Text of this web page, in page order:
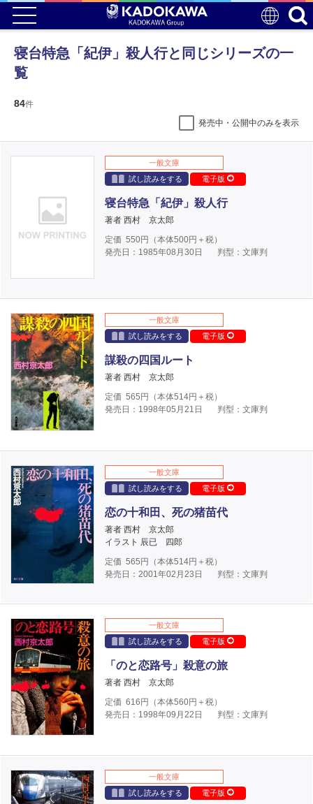
寝台特急「紀伊」殺人行と同じシリーズの一
覧
84件
発売中・公開中のみを表示
一般文庫
試し読みをする
電子版
寝台特急「紀伊」殺人行
著者 西村 京太郎
定価 550円（本体500円＋税）
発売日：1985年08月30日
判型：文庫判
一般文庫
試し読みをする
電子版
謀殺の四国ルート
著者 西村 京太郎
定価 565 円（本体514円＋税）
発売日：1998年05月21日
判型：文庫判
一般文庫
試し読みをする
電子版
恋の十和田、死の猪苗代
著者 西村 京太郎
イラスト 辰已 四郎
定価 565 円（本体514円＋税）
発売日：2001年02月23日
判型：文庫判
一般文庫
試し読みをする
電子版
「のと恋路号」殺意の旅
著者 西村 京太郎
定価 616 円（本体560円＋税）
発売日：1998年09月22日
判型：文庫判
一般文庫
試し読みをする
電子版